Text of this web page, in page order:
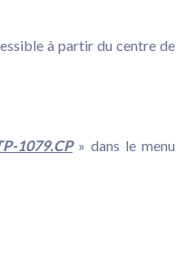
à partir du centre de
1079.CP» dans le menu